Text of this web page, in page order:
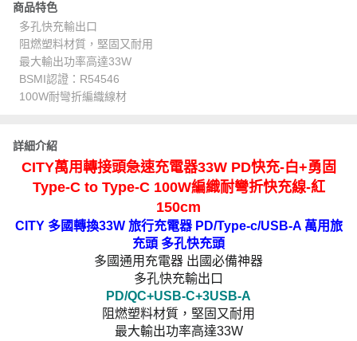
商品特色
多孔快充輸出口
阻燃塑料材質，堅固又耐用
最大輸出功率高達33W
BSMI認證：R54546
100W耐彎折編織線材
詳細介紹
CITY萬用轉接頭急速充電器33W PD快充-白+勇固
Type-C to Type-C 100W編織耐彎折快充線-紅
150cm
CITY 多國轉換33W 旅行充電器 PD/Type-c/USB-A 萬用旅
充頭 多孔快充頭
多國通用充電器 出國必備神器
多孔快充輸出口
PD/QC+USB-C+3USB-A
阻燃塑料材質，堅固又耐用
最大輸出功率高達33W